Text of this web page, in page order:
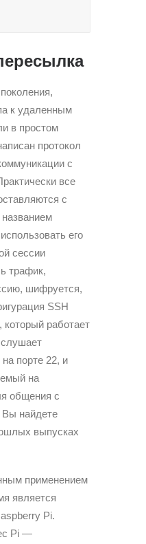
к удаленным
в простом
протокол
с
все
с
его
сессии
трафик,
шифруется,
SSH
который работает
порте 22, и
на
общения с
найдете
выпусках
применением
является
Pi.
Pi —